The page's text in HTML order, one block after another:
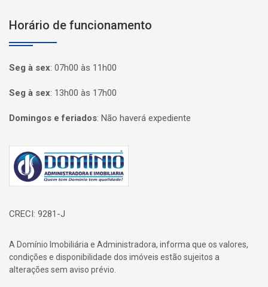
Horário de funcionamento
Seg à sex: 07h00 às 11h00
Seg à sex: 13h00 às 17h00
Domingos e feriados: Não haverá expediente
Página inicial
CRECI: 9281-J
A Domínio Imobiliária e Administradora, informa que os valores,
condições e disponibilidade dos imóveis estão sujeitos a
alterações sem aviso prévio.